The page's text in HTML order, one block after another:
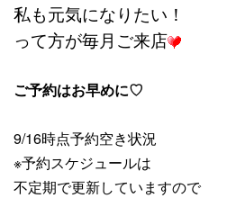
私も元気になりたい！
って方が毎月ご来店
ご予約はお早めに♡
9/16時点予約空き状況
※予約スケジュールは
不定期で更新していますので